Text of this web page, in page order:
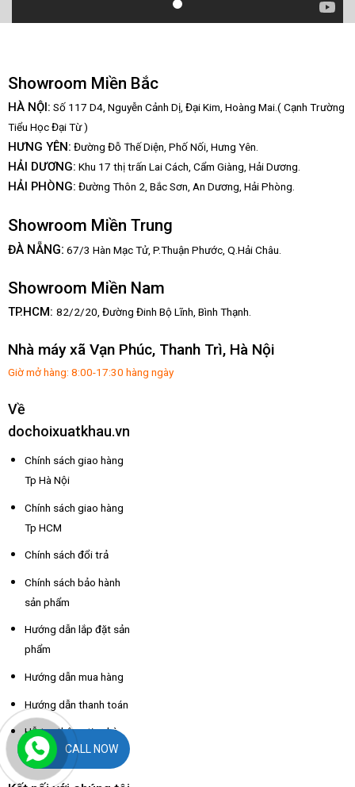
Showroom Miền Bắc
HÀ NỘI: Số 117 D4, Nguyễn Cảnh Dị, Đại Kim, Hoàng Mai.( Cạnh Trường
Tiểu Học Đại Từ )
HƯNG YÊN: Đường Đỗ Thế Diện, Phố Nối, Hưng Yên.
HẢI DƯƠNG: Khu 17 thị trấn Lai Cách, Cẩm Giàng, Hải Dương.
HẢI PHÒNG: Đường Thôn 2, Bắc Sơn, An Dương, Hải Phòng.
Showroom Miền Trung
ĐÀ NẴNG: 67/3 Hàn Mạc Tử, P.Thuận Phước, Q.Hải Châu.
Showroom Miền Nam
TP.HCM: 82/2/20, Đường Đinh Bộ Lĩnh, Bình Thạnh.
Nhà máy xã Vạn Phúc, Thanh Trì, Hà Nội
Giờ mở hàng: 8:00-17:30 hàng ngày
Về
dochoixuatkhau.vn
Chính sách giao hàng
Tp Hà Nội
Chính sách giao hàng
Tp HCM
Chính sách đổi trả
Chính sách bảo hành
sản phẩm
Hướng dẫn lắp đặt sản
phẩm
Hướng dẫn mua hàng
Hướng dẫn thanh toán
Hỗ trợ thông tin nhà
xe các tỉnhCALL NOW